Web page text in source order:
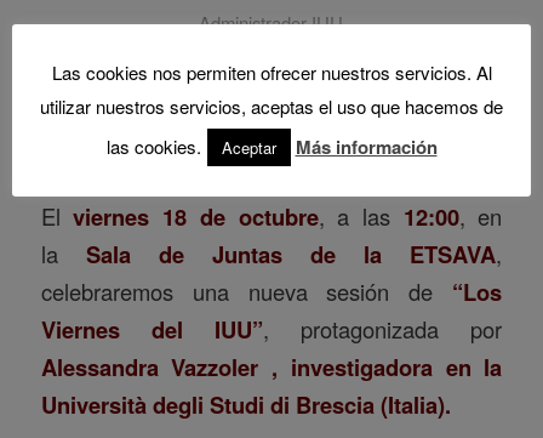
Administrador IUU
Elviernes 18 de octubre, a las 12:00, en
la Sala de Juntas de la ETSAVA,
celebraremos una nueva sesión de “Los
Viernes del IUU”, protagonizada por
Alessandra Vazzoler , investigadora en la
Università degli Studi di Brescia (Italia).
Las cookies nos permiten ofrecer nuestros servicios. Al
utilizar nuestros servicios, aceptas el uso que hacemos de
las cookies.
Aceptar Más información